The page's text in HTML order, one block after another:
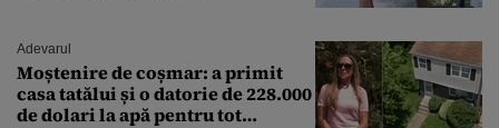
Adevarul
Moștenire de coșmar: a primit
casa tatălui și o datorie de 228.000
de dolari la apă pentru tot